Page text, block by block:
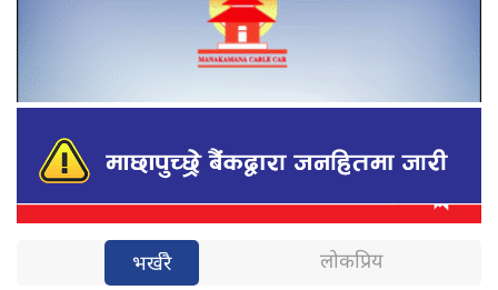
भर्खरै लोकप्रिय